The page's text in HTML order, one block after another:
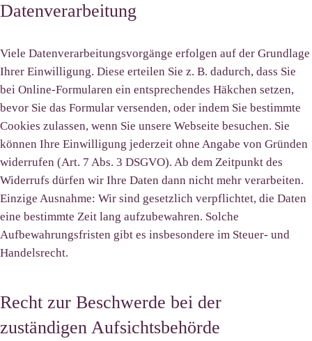
Datenverarbeitung
Viele Datenverarbeitungsvorgänge erfolgen auf der Grundlage
Ihrer Einwilligung. Diese erteilen Sie z. B. dadurch, dass Sie
bei Online-Formularen ein entsprechendes Häkchen setzen,
bevor Sie das Formular versenden, oder indem Sie bestimmte
Cookies zulassen, wenn Sie unsere Webseite besuchen. Sie
können Ihre Einwilligung jederzeit ohne Angabe von Gründen
widerrufen (Art. 7 Abs. 3 DSGVO). Ab dem Zeitpunkt des
Widerrufs dürfen wir Ihre Daten dann nicht mehr verarbeiten.
Einzige Ausnahme: Wir sind gesetzlich verpflichtet, die Daten
eine bestimmte Zeit lang aufzubewahren. Solche
Aufbewahrungsfristen gibt es insbesondere im Steuer- und
Handelsrecht.
Recht zur Beschwerde bei der
zuständigen Aufsichtsbehörde